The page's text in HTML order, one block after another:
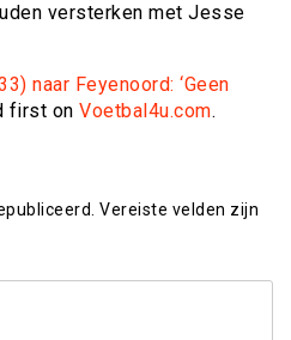
versterken met Jesse
naar Feyenoord: ‘Geen
first on Voetbal4u.com.
Vereiste velden zijn